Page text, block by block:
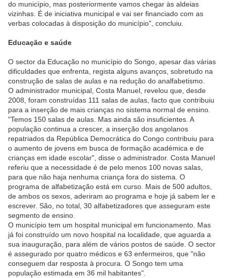
do município, mas posteriormente vamos chegar às aldeias
vizinhas. É de iniciativa municipal e vai ser financiado com as
verbas colocadas à disposição do município", concluiu.
Educação e saúde
O sector da Educação no município do Songo, apesar das várias
dificuldades que enfrenta, regista alguns avanços, sobretudo na
construção de salas de aulas e na redução do analfabetismo.
O administrador municipal, Costa Manuel, revelou que, desde
2008, foram construídas 111 salas de aulas, facto que contribuiu
para a inserção de mais crianças no sistema normal de ensino.
"Temos 150 salas de aulas. Mas ainda são insuficientes. A
população continua a crescer, a inserção dos angolanos
repatriados da República Democrática do Congo contribuiu para
o aumento de jovens em busca de formação académica e de
crianças em idade escolar", disse o administrador. Costa Manuel
referiu que a necessidade é de pelo menos 100 novas salas,
para que não haja nenhuma criança fora do sistema. O
programa de alfabetização está em curso. Mais de 500 adultos,
de ambos os sexos, aderiram ao programa e hoje já sabem ler e
escrever. São, no total, 30 alfabetizadores que asseguram este
segmento de ensino.
O município tem um hospital municipal em funcionamento. Mas
já foi construído um novo hospital na localidade, que aguarda a
sua inauguração, para além de vários postos de saúde. O sector
é assegurado por quatro médicos e 63 enfermeiros, que "não
conseguem dar resposta à procura. O Songo tem uma
população estimada em 36 mil habitantes".